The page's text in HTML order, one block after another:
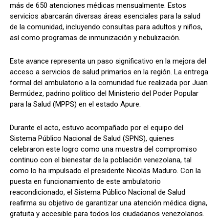
más de 650 atenciones médicas mensualmente. Estos
servicios abarcarán diversas áreas esenciales para la salud
de la comunidad, incluyendo consultas para adultos y niños,
así como programas de inmunización y nebulización.
Este avance representa un paso significativo en la mejora del
acceso a servicios de salud primarios en la región. La entrega
formal del ambulatorio a la comunidad fue realizada por Juan
Bermúdez, padrino político del Ministerio del Poder Popular
para la Salud (MPPS) en el estado Apure.
Durante el acto, estuvo acompañado por el equipo del
Sistema Público Nacional de Salud (SPNS), quienes
celebraron este logro como una muestra del compromiso
continuo con el bienestar de la población venezolana, tal
como lo ha impulsado el presidente Nicolás Maduro. Con la
puesta en funcionamiento de este ambulatorio
reacondicionado, el Sistema Público Nacional de Salud
reafirma su objetivo de garantizar una atención médica digna,
gratuita y accesible para todos los ciudadanos venezolanos.